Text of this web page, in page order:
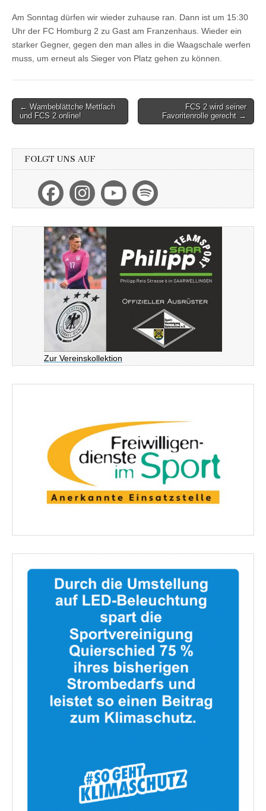
Am Sonntag dürfen wir wieder zuhause ran. Dann ist um 15:30
Uhr der FC Homburg 2 zu Gast am Franzenhaus. Wieder ein
starker Gegner, gegen den man alles in die Waagschale werfen
muss, um erneut als Sieger von Platz gehen zu können.
Post
navigation
← Wambeblättche Mettlach
und FCS 2 online!
FCS 2 wird seiner
Favoritenrolle gerecht →
FOLGT UNS AUF
Zur Vereinskollektion